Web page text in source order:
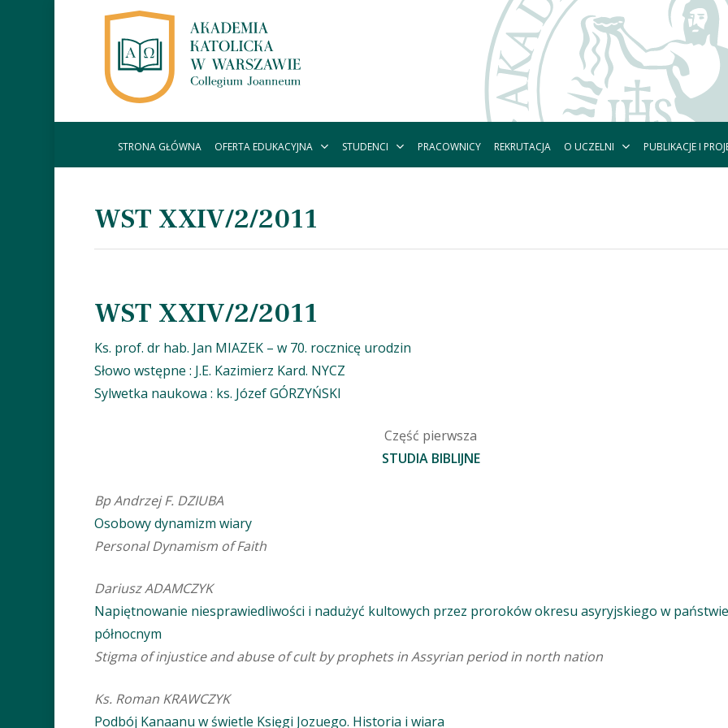
STRONA GŁÓWNA OFERTA EDUKACYJNA STUDENCI PRACOWNICY REKRUTACJA O UCZELNI PUBLIKACJE I
WST XXIV/2/2011
WST XXIV/2/2011
Ks. prof. dr hab. Jan MIAZEK – w 70. rocznicę urodzin
Słowo wstępne : J.E. Kazimierz Kard. NYCZ
Sylwetka naukowa : ks. Józef GÓRZYŃSKI
Część pierwsza
STUDIA BIBLIJNE
Bp Andrzej F. DZIUBA
Osobowy dynamizm wiary
Personal Dynamism of Faith
Dariusz ADAMCZYK
Napiętnowanie niesprawiedliwości i nadużyć kultowych przez proroków okresu asyryjskiego w państwie
północnym
Stigma of injustice and abuse of cult by prophets in Assyrian period in north nation
Ks. Roman KRAWCZYK
Podbój Kanaanu w świetle Księgi Jozuego. Historia i wiara